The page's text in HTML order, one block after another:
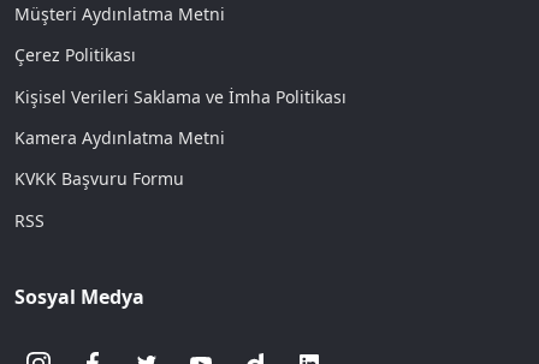
Müşteri Aydınlatma Metni
Çerez Politikası
Kişisel Verileri Saklama ve İmha Politikası
Kamera Aydınlatma Metni
KVKK Başvuru Formu
RSS
Sosyal Medya